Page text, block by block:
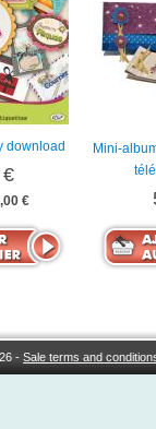
download
€
Mini-
-Sale terms and